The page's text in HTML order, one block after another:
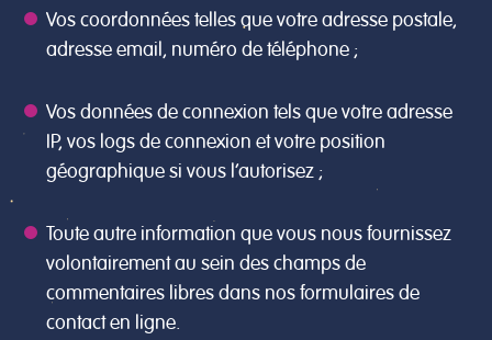
Vos coordonnées telles que votre adresse postale,
adresse email, numéro de téléphone ;
Vos données de connexion tels que votre adresse
IP, vos logs de connexion et votre position
géographique si vous l’autorisez ;
Toute autre information que vous nous fournissez
volontairement au sein des champs de
commentaires libres dans nos formulaires de
contact en ligne.